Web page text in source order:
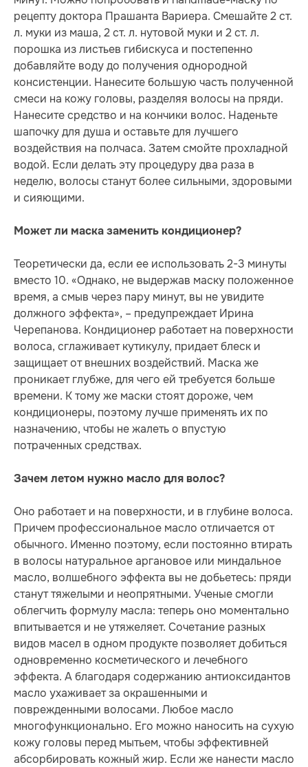
рецепту доктора Прашанта Вариера. Смешайте 2 ст.
л. муки из маша, 2 ст. л. нутовой муки и 2 ст. л.
порошка из листьев гибискуса и постепенно
добавляйте воду до получения однородной
консистенции. Нанесите большую часть полученной
смеси на кожу головы, разделяя волосы на пряди.
Нанесите средство и на кончики волос. Наденьте
шапочку для душа и оставьте для лучшего
воздействия на полчаса. Затем смойте прохладной
водой. Если делать эту процедуру два раза в
неделю, волосы станут более сильными, здоровыми
и сияющими.
Может ли маска заменить кондиционер?
Теоретически да, если ее использовать 2-3 минуты
вместо 10. «Однако, не выдержав маску положенное
время, а смыв через пару минут, вы не увидите
должного эффекта», – предупреждает Ирина
Черепанова. Кондиционер работает на поверхности
волоса, сглаживает кутикулу, придает блеск и
защищает от внешних воздействий. Маска же
проникает глубже, для чего ей требуется больше
времени. К тому же маски стоят дороже, чем
кондиционеры, поэтому лучше применять их по
назначению, чтобы не жалеть о впустую
потраченных средствах.
Зачем летом нужно масло для волос?
Оно работает и на поверхности, и в глубине волоса.
Причем профессиональное масло отличается от
обычного. Именно поэтому, если постоянно втирать
в волосы натуральное аргановое или миндальное
масло, волшебного эффекта вы не добьетесь: пряди
станут тяжелыми и неопрятными. Ученые смогли
облегчить формулу масла: теперь оно моментально
впитывается и не утяжеляет. Сочетание разных
видов масел в одном продукте позволяет добиться
одновременно косметического и лечебного
эффекта. А благодаря содержанию антиоксидантов
масло ухаживает за окрашенными и
поврежденными волосами. Любое масло
многофункционально. Его можно наносить на сухую
кожу головы перед мытьем, чтобы эффективней
абсорбировать кожный жир. Если же нанести масло